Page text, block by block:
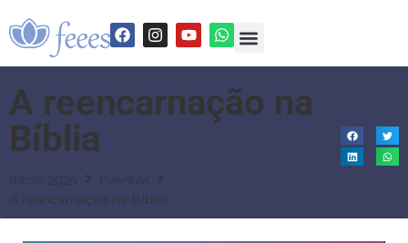
A reencarnação na
Bíblia
A reencarnação na Bíblia